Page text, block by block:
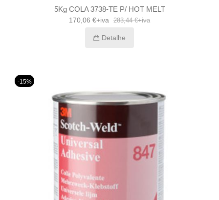
5Kg COLA 3738-TE P/ HOT MELT
170,06 €+iva 283,44 €+iva
Detalhe
-15%